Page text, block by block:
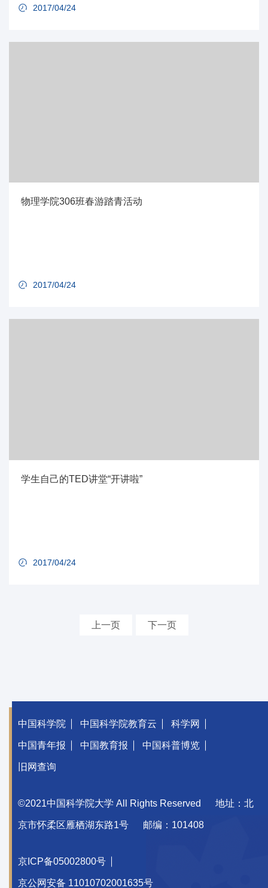
2017/04/24
物理学院306班春游踏青活动
2017/04/24
学生自己的TED讲堂“开讲啦”
2017/04/24
上一页 下一页
中国科学院 中国科学院教育云 科学网
中国青年报 中国教育报 中国科普博览
旧网查询
©2021中国科学院大学 All Rights Reserved 地址：北
京市怀柔区雁栖湖东路1号 邮编：101408
京ICP备05002800号
京公网安备 11010702001635号